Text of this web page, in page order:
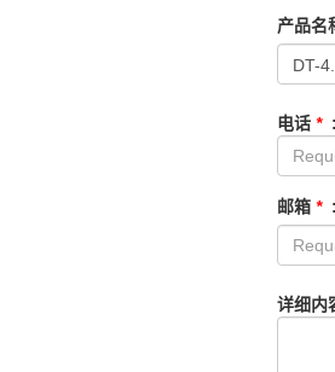
产品名
电话 *
邮箱 *
详细内